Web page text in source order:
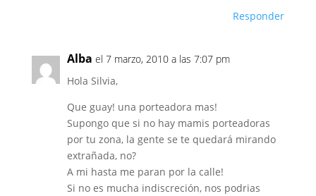
Responder
Alba el 7 marzo, 2010 a las 7:07 pm
Hola Silvia,
Que guay! una porteadora mas!
Supongo que si no hay mamis porteadoras
por tu zona, la gente se te quedará mirando
extrañada, no?
A mi hasta me paran por la calle!
Si no es mucha indiscreción, nos podrias